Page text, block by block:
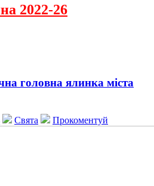
2022-26
головна ялинка міста
Свята Прокоментуй